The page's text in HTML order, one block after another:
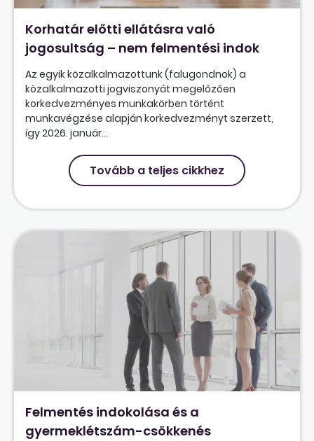
Korhatár előtti ellátásra való
jogosultság – nem felmentési indok
Az egyik közalkalmazottunk (falugondnok) a
közalkalmazotti jogviszonyát megelőzően
korkedvezményes munkakörben történt
munkavégzése alapján korkedvezményt szerzett,
így 2026. január...
Tovább a teljes cikkhez
Felmentés indokolása és a
gyermeklétszám-csökkenés